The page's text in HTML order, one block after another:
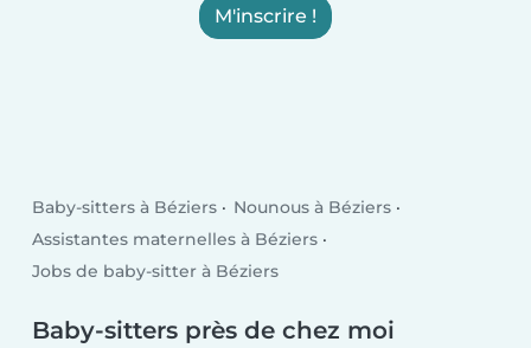
M'inscrire !
Baby-sitters à Béziers
Nounous à Béziers
Assistantes maternelles à Béziers
Jobs de baby-sitter à Béziers
Baby-sitters près de chez moi